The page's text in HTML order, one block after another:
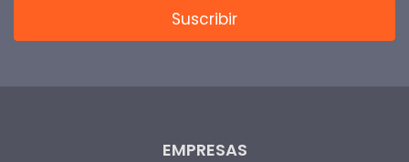
EMPRESAS